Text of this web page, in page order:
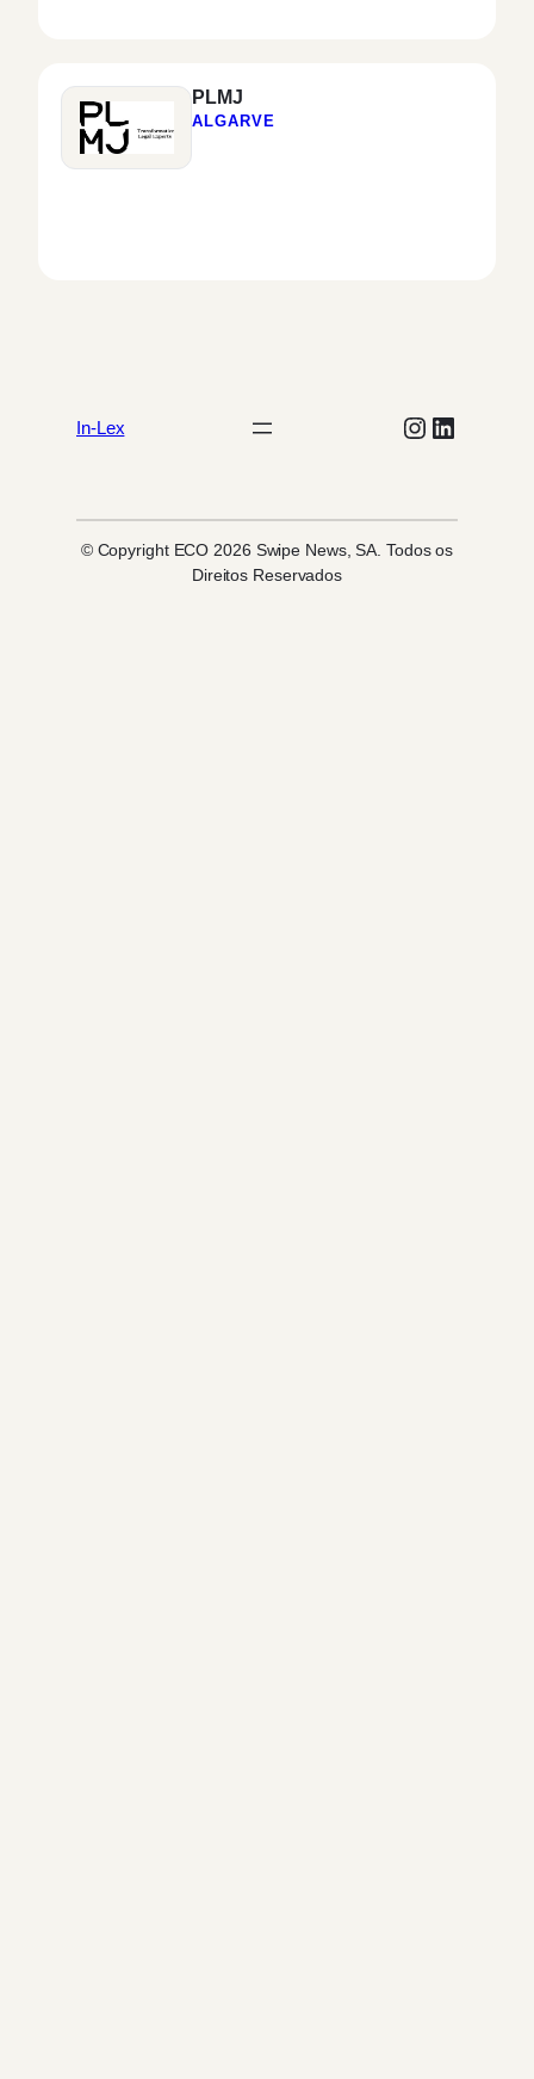
PLMJ
ALGARVE
In-Lex Instagram
LinkedIn
© Copyright ECO 2026 Swipe News, SA. Todos os
Direitos Reservados